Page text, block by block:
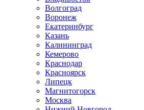
Волгоград
Воронеж
Екатеринбург
Казань
Калининград
Кемерово
Краснодар
Красноярск
Липецк
Магнитогорск
Москва